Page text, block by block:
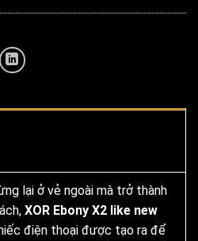
lại ở vẻ ngoài mà trở thành
XOR Ebony X2 like new
điện thoại được tạo ra để